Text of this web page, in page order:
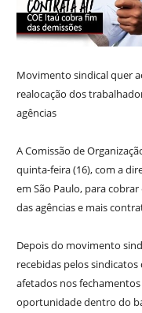
Movimento sindical quer
realocação dos
agências
A Comissão de
quinta-feira (16), com a
em São Paulo, para
das agências e mais
Depois do movimento
recebidas pelos
afetados nos
oportunidade dentro do